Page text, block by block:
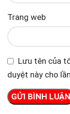
Trang web
Lưu tên của
duyệt này cho